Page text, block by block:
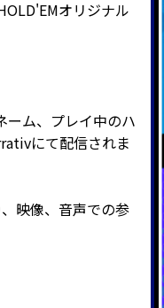
オリジナル
ーム、プレイ中のハ
にて配信されま
映像、音声での参